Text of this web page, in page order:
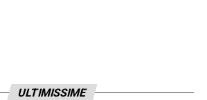
ULTIMISSIME